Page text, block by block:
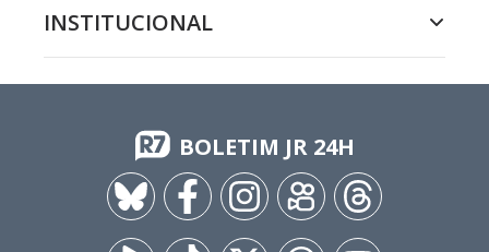
INSTITUCIONAL
BOLETIM JR 24H